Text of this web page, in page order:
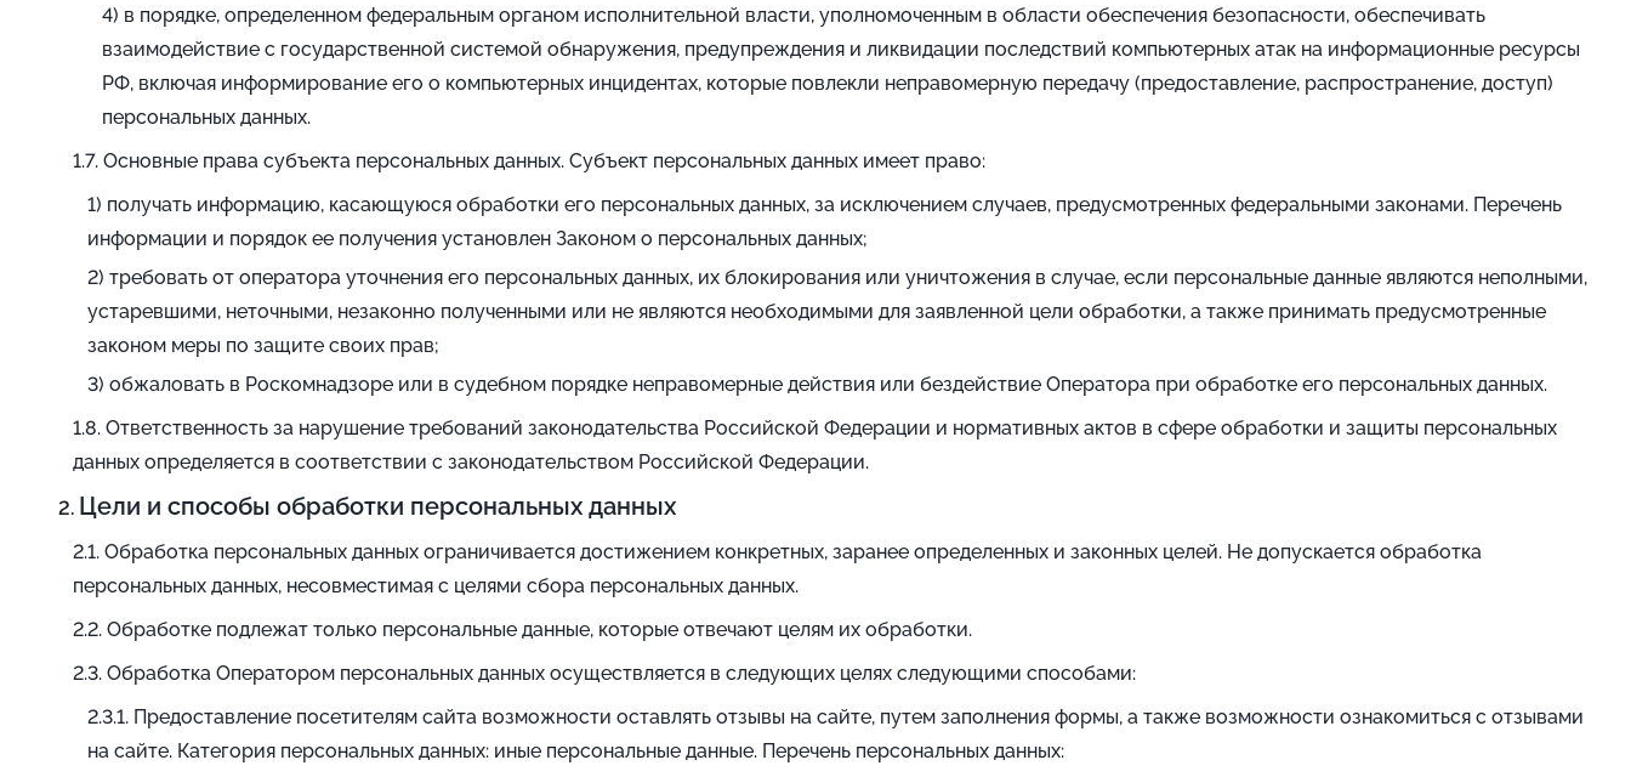
в порядке, определенном федеральным органом исполнительной власти, уполномоченным в области обеспечения безопасности, обеспечивать
взаимодействие с государственной системой обнаружения, предупреждения и ликвидации последствий компьютерных атак на информационные ресурсы
РФ, включая информирование его о компьютерных инцидентах, которые повлекли неправомерную передачу (предоставление, распространение, доступ)
персональных данных.
Основные права субъекта персональных данных. Субъект персональных данных имеет право:
получать информацию, касающуюся обработки его персональных данных, за исключением случаев, предусмотренных федеральными законами. Перечень
информации и порядок ее получения установлен Законом о персональных данных;
требовать от оператора уточнения его персональных данных, их блокирования или уничтожения в случае, если персональные данные являются неполными,
устаревшими, неточными, незаконно полученными или не являются необходимыми для заявленной цели обработки, а также принимать предусмотренные
законом меры по защите своих прав;
обжаловать в Роскомнадзоре или в судебном порядке неправомерные действия или бездействие Оператора при обработке его персональных данных.
Ответственность за нарушение требований законодательства Российской Федерации и нормативных актов в сфере обработки и защиты персональных
данных определяется в соответствии с законодательством Российской Федерации.
Цели и способы обработки персональных данных
Обработка персональных данных ограничивается достижением конкретных, заранее определенных и законных целей. Не допускается обработка
персональных данных, несовместимая с целями сбора персональных данных.
Обработке подлежат только персональные данные, которые отвечают целям их обработки.
Обработка Оператором персональных данных осуществляется в следующих целях следующими способами:
Предоставление посетителям сайта возможности оставлять отзывы на сайте, путем заполнения формы, а также возможности ознакомиться с отзывами
на сайте. Категория персональных данных: иные персональные данные. Перечень персональных данных: